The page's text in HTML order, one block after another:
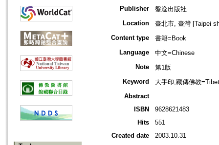
Publisher
盤逸出版社
Location
臺北市, 臺灣 [Taipei
Content type
書籍=Book
Language
中文=Chinese
Note
第1版
Keyword
大手印;藏傳佛教
Abstract
ISBN
9628621483
Hits
551
Created date
2003.10.31